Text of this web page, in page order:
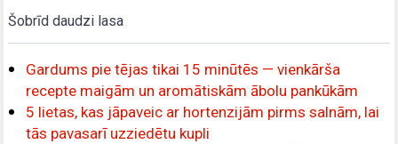
Šobrīd daudzi lasa
Gardums pie tējas tikai 15 minūtēs — vienkārša
recepte maigām un aromātiskām ābolu pankūkām
5 lietas, kas jāpaveic ar hortenzijām pirms salnām, lai
tās pavasarī uzziedētu kupli